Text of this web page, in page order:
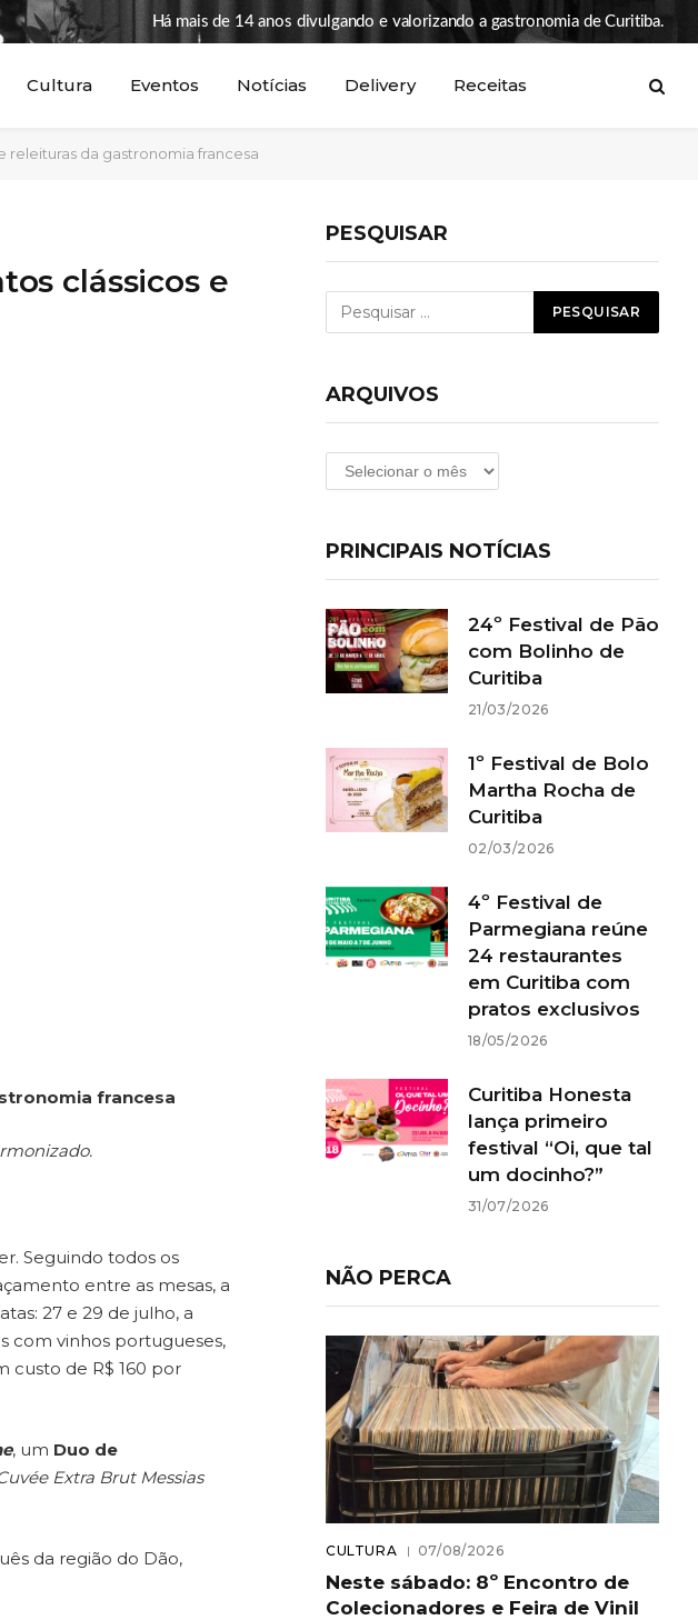
Há mais de 14 anos divulgando e valorizando a gastronomia de Curitiba.
Cultura Eventos Notícias Delivery Receitas
releituras da gastronomia francesa
clássicos e
francesa
Seguindo todos os
entre as mesas, a
27 e 29 de julho, a
com vinhos portugueses,
custo de R$ 160 por
, um Duo de
Extra Brut Messias
da região do Dão,
PESQUISAR
ARQUIVOS
Arquivos
PRINCIPAIS NOTÍCIAS
24º Festival de Pão
com Bolinho de
Curitiba
21/03/2026
1º Festival de Bolo
Martha Rocha de
Curitiba
02/03/2026
4º Festival de
Parmegiana reúne
24 restaurantes
em Curitiba com
pratos exclusivos
18/05/2026
Curitiba Honesta
lança primeiro
festival “Oi, que tal
um docinho?”
31/07/2026
NÃO PERCA
CULTURA 07/08/2026
Neste sábado: 8º Encontro de
Colecionadores e Feira de Vinil